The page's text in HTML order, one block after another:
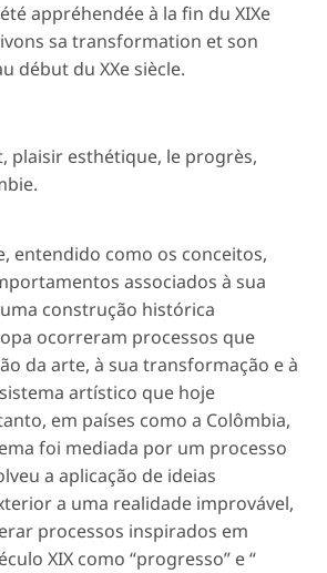
appréhendée à la fin du XIXe
sa transformation et son
début du XXe siècle.
, plaisir esthétique, le progrès,
.
entendido como os conceitos,
associados à sua
construção histórica
ocorreram processos que
da arte, à sua transformação e à
artístico que hoje
em países como a Colômbia,
foi mediada por um processo
a aplicação de ideias
a uma realidade improvável,
processos inspirados em
XIX como “progresso” e “